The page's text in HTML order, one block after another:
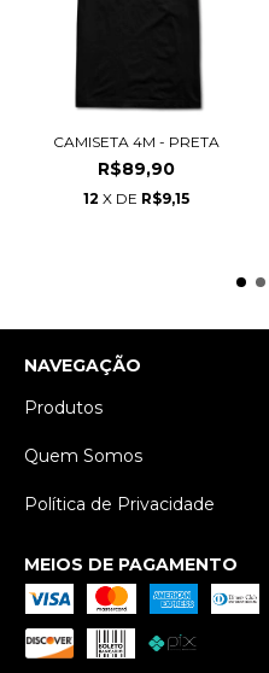
CAMISETA 4M - PRETA
R$89,90
12 X DE R$9,15
NAVEGAÇÃO
Produtos
Quem Somos
Política de Privacidade
MEIOS DE PAGAMENTO